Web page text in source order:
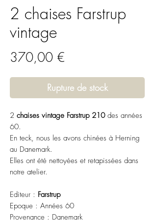
2 chaises Farstrup
vintage
370,00 €
Rupture de stock
2 chaises vintage Farstrup 210des années
60.
En teck, nous les avons chinées à Herning
au Danemark.
Elles ont été nettoyées et retapissées dans
notre atelier.
Editeur : Farstrup
Epoque : Années 60
Provenance : Danemark